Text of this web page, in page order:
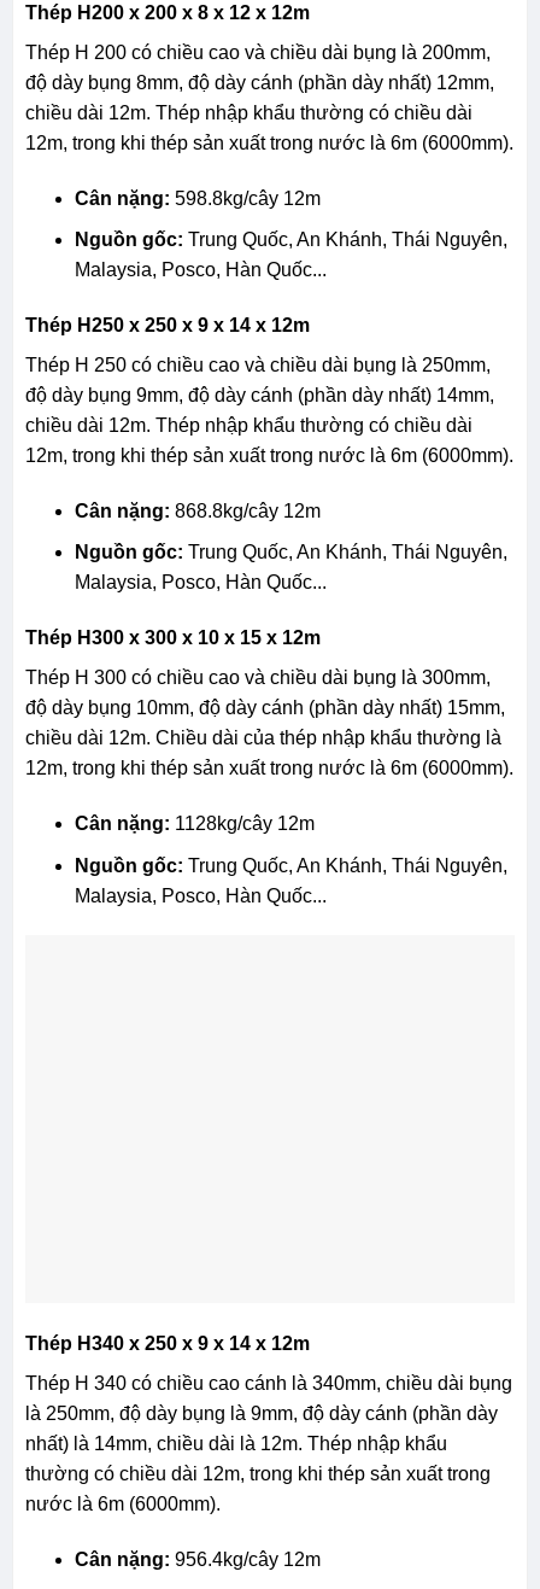
Thép H200 x 200 x 8 x 12 x 12m
Thép H 200 có chiều cao và chiều dài bụng là 200mm,
độ dày bụng 8mm, độ dày cánh (phần dày nhất) 12mm,
chiều dài 12m. Thép nhập khẩu thường có chiều dài
12m, trong khi thép sản xuất trong nước là 6m (6000mm).
Cân nặng: 598.8kg/cây 12m
Nguồn gốc: Trung Quốc, An Khánh, Thái Nguyên,
Malaysia, Posco, Hàn Quốc...
Thép H250 x 250 x 9 x 14 x 12m
Thép H 250 có chiều cao và chiều dài bụng là 250mm,
độ dày bụng 9mm, độ dày cánh (phần dày nhất) 14mm,
chiều dài 12m. Thép nhập khẩu thường có chiều dài
12m, trong khi thép sản xuất trong nước là 6m (6000mm).
Cân nặng: 868.8kg/cây 12m
Nguồn gốc: Trung Quốc, An Khánh, Thái Nguyên,
Malaysia, Posco, Hàn Quốc...
Thép H300 x 300 x 10 x 15 x 12m
Thép H 300 có chiều cao và chiều dài bụng là 300mm,
độ dày bụng 10mm, độ dày cánh (phần dày nhất) 15mm,
chiều dài 12m. Chiều dài của thép nhập khẩu thường là
12m, trong khi thép sản xuất trong nước là 6m (6000mm).
Cân nặng: 1128kg/cây 12m
Nguồn gốc: Trung Quốc, An Khánh, Thái Nguyên,
Malaysia, Posco, Hàn Quốc...
Thép H340 x 250 x 9 x 14 x 12m
Thép H 340 có chiều cao cánh là 340mm, chiều dài bụng
là 250mm, độ dày bụng là 9mm, độ dày cánh (phần dày
nhất) là 14mm, chiều dài là 12m. Thép nhập khẩu
thường có chiều dài 12m, trong khi thép sản xuất trong
nước là 6m (6000mm).
Cân nặng: 956.4kg/cây 12m